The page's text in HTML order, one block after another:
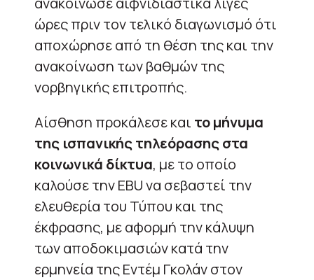
ώρες πριν τον τελικό διαγωνισμό ότι
αποχώρησε από τη θέση της και την
ανακοίνωση των βαθμών της
νορβηγικής επιτροπής.
Αίσθηση προκάλεσε και το μήνυμα
της ισπανικής τηλεόρασης στα
κοινωνικά δίκτυα, με το οποίο
καλούσε την EBU να σεβαστεί την
ελευθερία του Τύπου και της
έκφρασης, με αφορμή την κάλυψη
των αποδοκιμασιών κατά την
ερμηνεία της Εντέμ Γκολάν στον